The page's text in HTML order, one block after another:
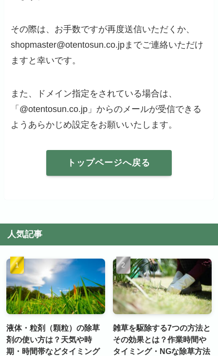
その際は、お手数ですが再度送信いただくか、
shopmaster@otentosun.co.jpまでご連絡いただけ
ますと幸いです。
また、ドメイン指定をされている場合は、
「@otentosun.co.jp」からのメールが受信できる
ようあらかじめ設定をお願いいたします。
トップページへ戻る
人気記事
液体・粒剤（顆粒）の除草
剤の使い方は？天気や時
期・時間帯などタイミング
雑草を駆除する7つの方法と
その効果とは？作業時間や
タイミング・NGな除草方法